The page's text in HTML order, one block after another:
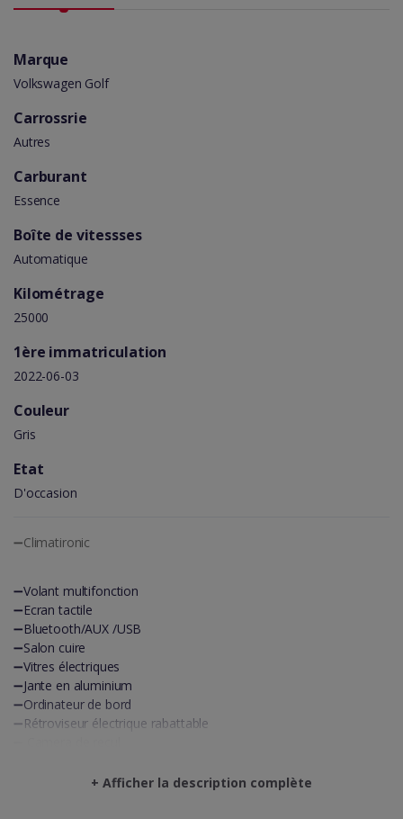
Marque
Volkswagen Golf
Carrossrie
Autres
Carburant
Essence
Boîte de vitessses
Automatique
Kilométrage
25000
1ère immatriculation
2022-06-03
Couleur
Gris
Etat
D'occasion
➖Climatironic
➖Volant multifonction
➖Ecran tactile
➖Bluetooth/AUX /USB
➖️Salon cuire
➖Vitres électriques
➖Jante en aluminium
➖Ordinateur de bord
➖Rétroviseur électrique rabattable
+ Afficher la description complète